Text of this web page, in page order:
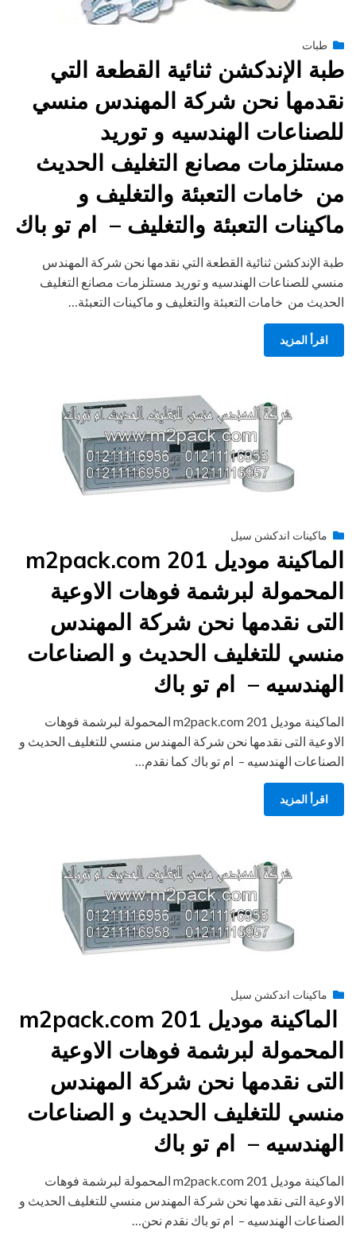
engmansyPosted
فبراير 10, 2015
طبات
طبة الإندكشن ثنائية القطعة التي
نقدمها نحن شركة المهندس منسي
للصناعات الهندسيه و توريد
مستلزمات مصانع التغليف الحديث
من خامات التعبئة والتغليف و
ماكينات التعبئة والتغليف – ام تو باك
طبة الإندكشن ثنائية القطعة التي نقدمها نحن شركة المهندس
منسي للصناعات الهندسيه و توريد مستلزمات مصانع التغليف
الحديث من خامات التعبئة والتغليف و ماكينات التعبئة…
اقرأ المزيد
byengmansyPosted
on
فبراير 10, 2015
ماكينات اندكشن سيل
الماكينة موديل m2pack.com 201
المحمولة لبرشمة فوهات الاوعية
التى نقدمها نحن شركة المهندس
منسي للتغليف الحديث و الصناعات
الهندسيه – ام تو باك
الماكينة موديل m2pack.com 201 المحمولة لبرشمة فوهات
الاوعية التى نقدمها نحن شركة المهندس منسي للتغليف الحديث و
الصناعات الهندسيه – ام تو باك كما نقدم…
اقرأ المزيد
byengmansyPosted
on
فبراير 10, 2015
ماكينات اندكشن سيل
الماكينة موديل m2pack.com 201
المحمولة لبرشمة فوهات الاوعية
التى نقدمها نحن شركة المهندس
منسي للتغليف الحديث و الصناعات
الهندسيه – ام تو باك
الماكينة موديل m2pack.com 201 المحمولة لبرشمة فوهات
الاوعية التى نقدمها نحن شركة المهندس منسي للتغليف الحديث و
الصناعات الهندسيه – ام تو باك نقدم نحن…